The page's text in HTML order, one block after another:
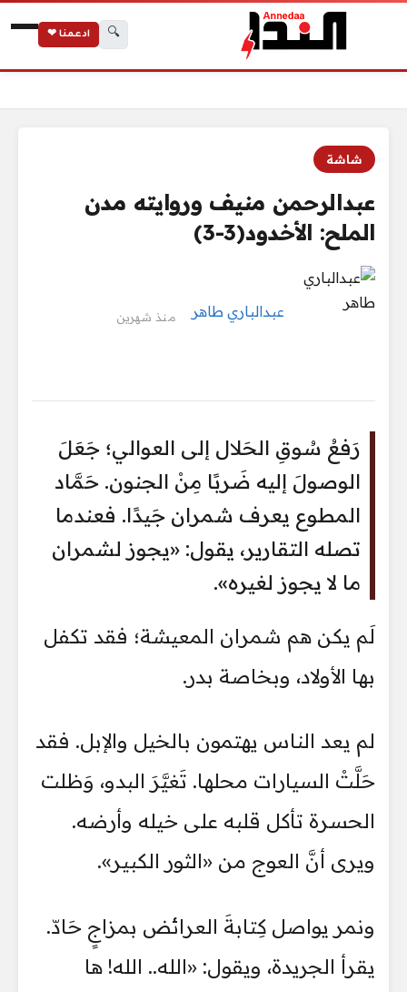
🔍 ادعمنا ❤
شاشة
عبدالرحمن منيف وروايته مدن
الملح: الأخدود(3-3)
عبدالباري طاهر منذ شهرين
رَفعُ سُوقِ الحَلال إلى العوالي؛ جَعَلَ
الوصولَ إليه ضَربًا مِنْ الجنون. حَمَّاد
المطوع يعرف شمران جَيدًا. فعندما
تصله التقارير، يقول: «يجوز لشمران
ما لا يجوز لغيره».
لَم يكن هم شمران المعيشة؛ فقد تكفل
بها الأولاد، وبخاصة بدر.
لم يعد الناس يهتمون بالخيل والإبل. فقد
حَلَّتْ السيارات محلها. تَغيَّرَ البدو، وَظلت
الحسرة تأكل قلبه على خيله وأرضه.
ويرى أنَّ العوج من «الثور الكبير».
ونمر يواصل كِتابةَ العرائض بمزاجٍ حَادّ.
يقرأ الجريدة، ويقول: «الله.. الله! ها